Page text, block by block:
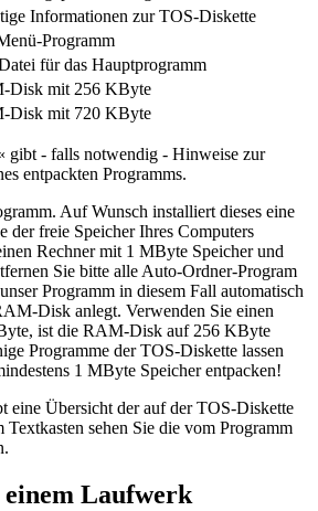
Informationen zur TOS-Diskette
Programm
für das Hauptprogramm
Disk mit 256 KByte
Disk mit 720 KByte
- falls notwendig - Hinweise zur
entpackten Programms.
Auf Wunsch installiert dieses eine
freie Speicher Ihres Computers
Rechner mit 1 MByte Speicher und
Sie bitte alle Auto-Ordner-Program
Programm in diesem Fall automatisch
Disk anlegt. Verwenden Sie einen
ist die RAM-Disk auf 256 KByte
Programme der TOS-Diskette lassen
1 MByte Speicher entpacken!
eine Übersicht der auf der TOS-Diskette
sehen Sie die vom Programm
Laufwerk